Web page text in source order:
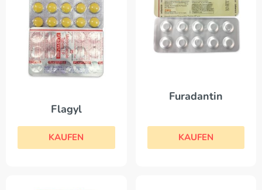
Flagyl
KAUFEN
Furadantin
KAUFEN